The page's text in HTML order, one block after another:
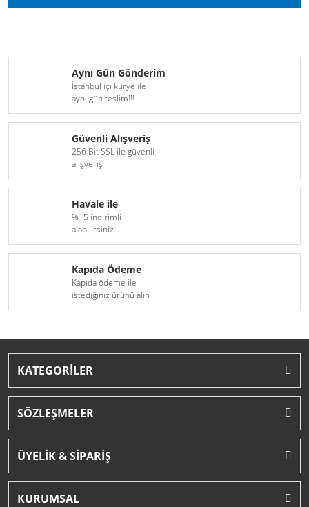
Aynı Gün Gönderim
İstanbul içi kurye ile
aynı gün teslim!!!
Güvenli Alışveriş
256 Bit SSL ile güvenli
alışveriş
Havale ile
%15 indirimli
alabilirsiniz
Kapıda Ödeme
Kapıda ödeme ile
istediğiniz ürünü alın
KATEGORİLER
SÖZLEŞMELER
ÜYELİK & SİPARİŞ
KURUMSAL